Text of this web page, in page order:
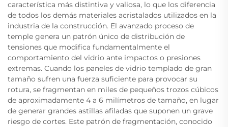
característica más distintiva y valiosa, lo que los diferencia
de todos los demás materiales acristalados utilizados en la
industria de la construcción. El avanzado proceso de
temple genera un patrón único de distribución de
tensiones que modifica fundamentalmente el
comportamiento del vidrio ante impactos o presiones
extremas. Cuando los paneles de vidrio templado de gran
tamaño sufren una fuerza suficiente para provocar su
rotura, se fragmentan en miles de pequeños trozos cúbicos
de aproximadamente 4 a 6 milímetros de tamaño, en lugar
de generar grandes astillas afiladas que suponen un grave
riesgo de cortes. Este patrón de fragmentación, conocido